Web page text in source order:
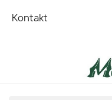
Kontakt